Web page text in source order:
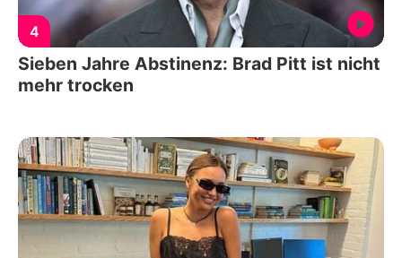
4
Sieben Jahre Abstinenz: Brad Pitt ist nicht
mehr trocken